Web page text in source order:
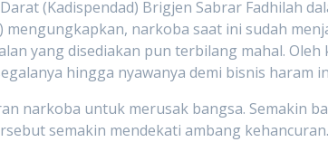
(Kadispendad) Brigjen Sabrar Fadhilah
mengungkapkan, narkoba saat ini sudah
yang disediakan pun terbilang mahal.
hingga nyawanya demi bisnis haram
narkoba untuk merusak bangsa. Semakin
semakin mendekati ambang kehancuran.